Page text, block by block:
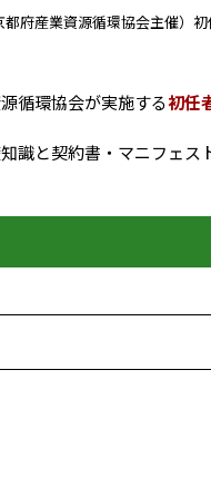
都府産業資源循環協会主催）
循環協会が実施する初任
識と契約書・マニフェス